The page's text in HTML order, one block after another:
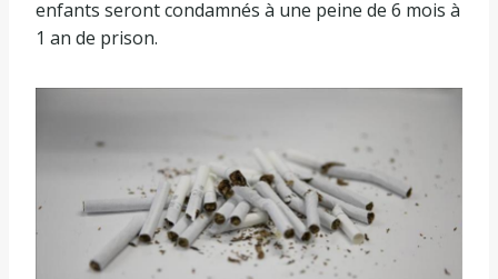
enfants seront condamnés à une peine de 6 mois à
1 an de prison.